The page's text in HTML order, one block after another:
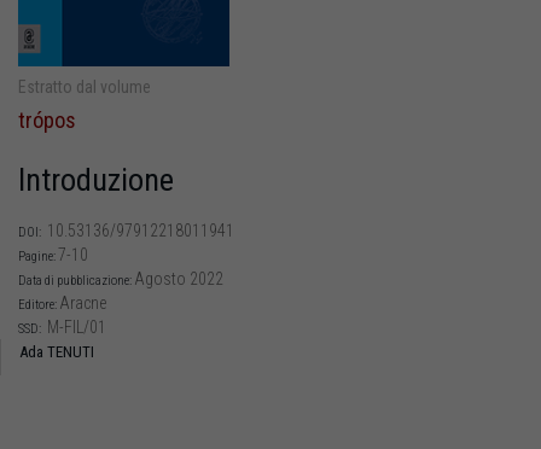
Estratto dal volume
trópos
Introduzione
DOI: 10.53136/97912218011941
Pagine:7-10
Data di pubblicazione: Agosto 2022
Editore: Aracne
SSD: M-FIL/01
Ada TENUTI